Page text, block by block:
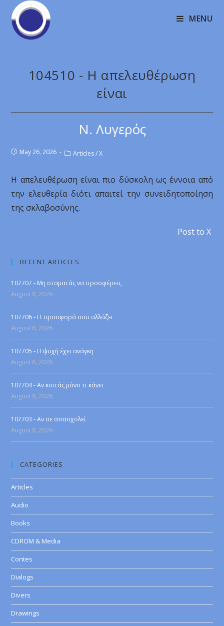
MENU
104510 - Η απελευθέρωση
είναι
Ν. Λυγερός
May 26, 2026 Articles / X
Η απελευθέρωση είναι πιο δύσκολη ως έννοια από
την ελευθερία διότι απαιτεί την συνειδητοποίηση
της σκλαβοσύνης.
Post to X
RECENT ARTICLES
107707 - Μη σταματάς να προσφέρεις
August 8, 2026
107706 - Η προσφορά σου αλλάζει
August 8, 2026
107705 - Η ψυχή έχει ανάγκη
August 8, 2026
107704 - Αν κοιτάς μόνο τι κάνει
August 8, 2026
107703 - Αν σε απασχολεί
August 8, 2026
CATEGORIES
Articles
Audio
Books
CDROM & Media
Contes
Dialogs
Divers
Drawings